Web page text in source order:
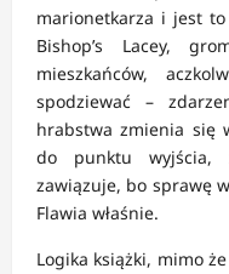
marionetkarza i jest
Bishop’s Lacey,
mieszkańców,
spodziewać –
hrabstwa zmienia się
do punktu wyjścia,
zawiązuje, bo sprawę
Flawia właśnie.
Logika książki, mimo